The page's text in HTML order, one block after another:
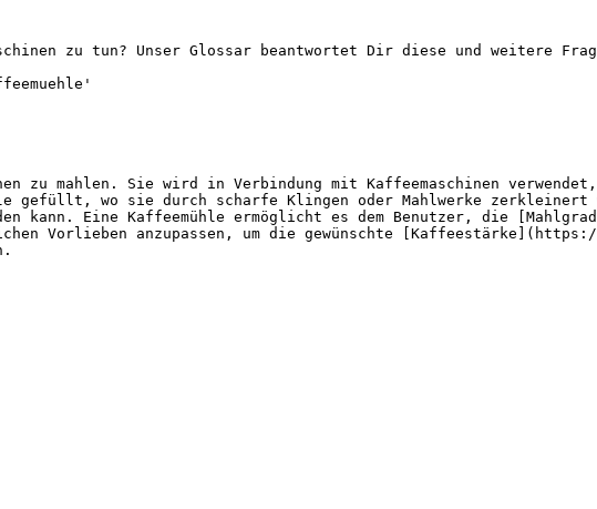
zu tun? Unser Glossar beantwortet Dir diese und weitere
zu mahlen. Sie wird in Verbindung mit Kaffeemaschinen
gefüllt, wo sie durch scharfe Klingen oder Mahlwerke zerkleinert
kann. Eine Kaffeemühle ermöglicht es dem Benutzer, die
Vorlieben anzupassen, um die gewünschte